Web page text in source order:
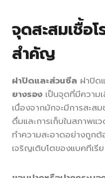
จุดสะสมเชื้อ
สำคัญ
ฝาปิดและส่วนซีล ฝาปิด
ยางรอง เป็นจุดที่มีความ
เนื่องจากมักจะมีการสะส
ดื่มและการเก็บในสภาพแ
ทำความสะอาดอย่างถูกต้
เจริญเติบโตของแบคทีเรีย